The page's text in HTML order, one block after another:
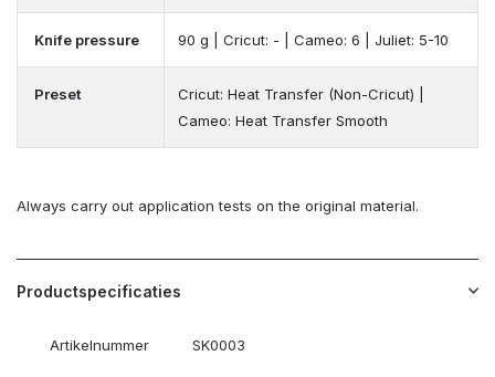
Knife pressure 90 g | Cricut: - | Cameo: 6 | Juliet: 5-10
Preset
Cricut: Heat Transfer (Non-Cricut) |
Cameo: Heat Transfer Smooth
Always carry out application tests on the original material.
Productspecificaties
Artikelnummer SK0003